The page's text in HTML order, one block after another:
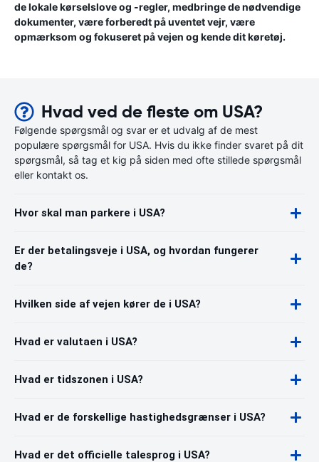
de lokale kørselslove og -regler, medbringe de nødvendige
dokumenter, være forberedt på uventet vejr, være
opmærksom og fokuseret på vejen og kende dit køretøj.
Hvad ved de fleste om USA?
Følgende spørgsmål og svar er et udvalg af de mest
populære spørgsmål for USA. Hvis du ikke finder svaret på dit
spørgsmål, så tag et kig på siden med ofte stillede spørgsmål
eller kontakt os.
Hvor skal man parkere i USA?
Er der betalingsveje i USA, og hvordan fungerer
de?
Hvilken side af vejen kører de i USA?
Hvad er valutaen i USA?
Hvad er tidszonen i USA?
Hvad er de forskellige hastighedsgrænser i USA?
Hvad er det officielle talesprog i USA?